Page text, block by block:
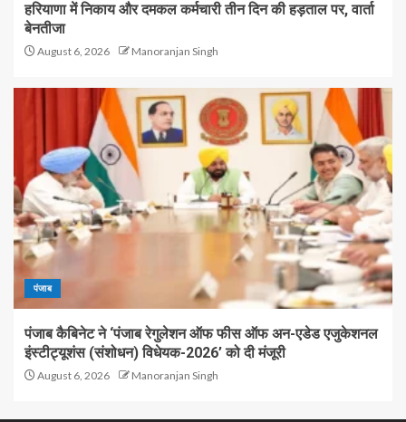
हरियाणा में निकाय और दमकल कर्मचारी तीन दिन की हड़ताल पर, वार्ता
बेनतीजा
August 6, 2026 Manoranjan Singh
पंजाब
पंजाब कैबिनेट ने ‘पंजाब रेगुलेशन ऑफ फीस ऑफ अन-एडेड एजुकेशनल
इंस्टीट्यूशंस (संशोधन) विधेयक-2026’ को दी मंजूरी
August 6, 2026 Manoranjan Singh